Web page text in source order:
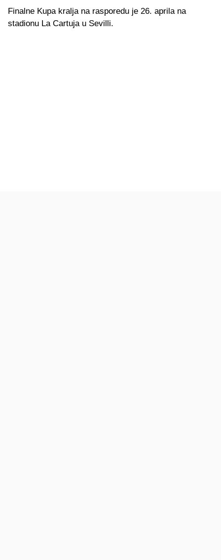
Finalne Kupa kralja na rasporedu je 26. aprila na
stadionu La Cartuja u Sevilli.